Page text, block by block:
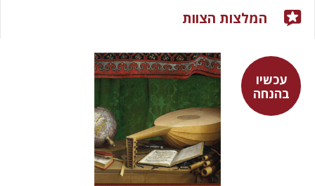
עכשיו
בהנחה
המלצות הצוות